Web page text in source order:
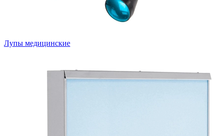
Лупы медицинские